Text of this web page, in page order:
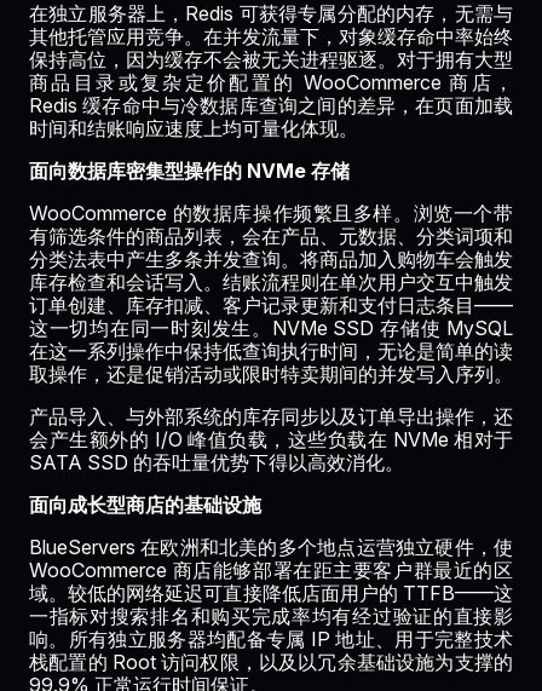
在独立服务器上，Redis 可获得专属分配的内存，无需与
其他托管应用竞争。在并发流量下，对象缓存命中率始终
保持高位，因为缓存不会被无关进程驱逐。对于拥有大型
商品目录或复杂定价配置的 WooCommerce 商店，
Redis 缓存命中与冷数据库查询之间的差异，在页面加载
时间和结账响应速度上均可量化体现。
面向数据库密集型操作的 NVMe 存储
WooCommerce 的数据库操作频繁且多样。浏览一个带
有筛选条件的商品列表，会在产品、元数据、分类词项和
分类法表中产生多条并发查询。将商品加入购物车会触发
库存检查和会话写入。结账流程则在单次用户交互中触发
订单创建、库存扣减、客户记录更新和支付日志条目——
这一切均在同一时刻发生。NVMe SSD 存储使 MySQL
在这一系列操作中保持低查询执行时间，无论是简单的读
取操作，还是促销活动或限时特卖期间的并发写入序列。
产品导入、与外部系统的库存同步以及订单导出操作，还
会产生额外的 I/O 峰值负载，这些负载在 NVMe 相对于
SATA SSD 的吞吐量优势下得以高效消化。
面向成长型商店的基础设施
BlueServers 在欧洲和北美的多个地点运营独立硬件，使
WooCommerce 商店能够部署在距主要客户群最近的区
域。较低的网络延迟可直接降低店面用户的 TTFB——这
一指标对搜索排名和购买完成率均有经过验证的直接影
响。所有独立服务器均配备专属 IP 地址、用于完整技术
栈配置的 Root 访问权限，以及以冗余基础设施为支撑的
99.9% 正常运行时间保证。